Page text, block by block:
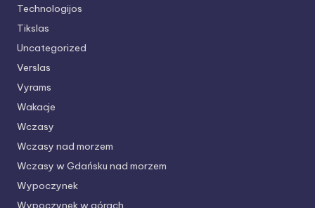
Technologijos
Tikslas
Uncategorized
Verslas
Vyrams
Wakacje
Wczasy
Wczasy nad morzem
Wczasy w Gdańsku nad morzem
Wypoczynek
Wypoczynek w górach